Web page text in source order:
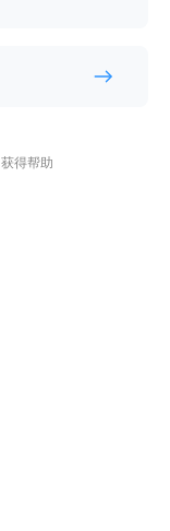
获得帮助